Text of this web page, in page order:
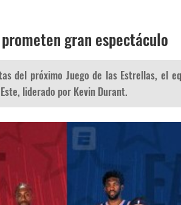
gran espectáculo
del próximo Juego de las Estrellas, el
liderado por Kevin Durant.